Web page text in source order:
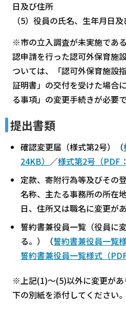
日及び住所
（5）役員の氏名、生年月日
※市の立入調査が未実施であ
認申請を行った認可外保育施
ついては、「認可外保育施設
証明書」の交付を受けた場合
る事項」の変更手続きが必要で
提出書類
確認変更届（様式第2号）（
24KB） ／様式第2号（PDF
定款、寄附行為等及びその
名称、主たる事務所の所在
日、住所又は職名に変更が
誓約書兼役員一覧（役員に
る。）（誓約書兼役員一覧
誓約書兼役員一覧様式（
※上記(1)～(5)以外に変更が
下の別紙を添付してください。